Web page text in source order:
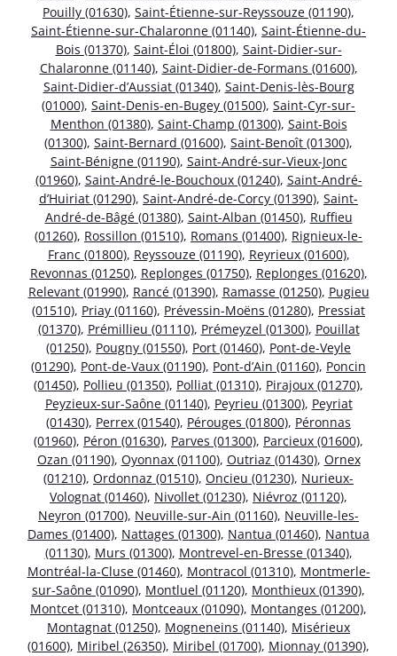
Pouilly (01630), Saint-Étienne-sur-Reyssouze (01190),
Saint-Étienne-sur-Chalaronne (01140), Saint-Étienne-du-
Bois (01370), Saint-Éloi (01800), Saint-Didier-sur-
Chalaronne (01140), Saint-Didier-de-Formans (01600),
Saint-Didier-d’Aussiat (01340), Saint-Denis-lès-Bourg
(01000), Saint-Denis-en-Bugey (01500), Saint-Cyr-sur-
Menthon (01380), Saint-Champ (01300), Saint-Bois
(01300), Saint-Bernard (01600), Saint-Benoît (01300),
Saint-Bénigne (01190), Saint-André-sur-Vieux-Jonc
(01960), Saint-André-le-Bouchoux (01240), Saint-André-
d’Huiriat (01290), Saint-André-de-Corcy (01390), Saint-
André-de-Bâgé (01380), Saint-Alban (01450), Ruffieu
(01260), Rossillon (01510), Romans (01400), Rignieux-le-
Franc (01800), Reyssouze (01190), Reyrieux (01600),
Revonnas (01250), Replonges (01750), Replonges (01620),
Relevant (01990), Rancé (01390), Ramasse (01250), Pugieu
(01510), Priay (01160), Prévessin-Moëns (01280), Pressiat
(01370), Prémillieu (01110), Prémeyzel (01300), Pouillat
(01250), Pougny (01550), Port (01460), Pont-de-Veyle
(01290), Pont-de-Vaux (01190), Pont-d’Ain (01160), Poncin
(01450), Pollieu (01350), Polliat (01310), Pirajoux (01270),
Peyzieux-sur-Saône (01140), Peyrieu (01300), Peyriat
(01430), Perrex (01540), Pérouges (01800), Péronnas
(01960), Péron (01630), Parves (01300), Parcieux (01600),
Ozan (01190), Oyonnax (01100), Outriaz (01430), Ornex
(01210), Ordonnaz (01510), Oncieu (01230), Nurieux-
Volognat (01460), Nivollet (01230), Niévroz (01120),
Neyron (01700), Neuville-sur-Ain (01160), Neuville-les-
Dames (01400), Nattages (01300), Nantua (01460), Nantua
(01130), Murs (01300), Montrevel-en-Bresse (01340),
Montréal-la-Cluse (01460), Montracol (01310), Montmerle-
sur-Saône (01090), Montluel (01120), Monthieux (01390),
Montcet (01310), Montceaux (01090), Montanges (01200),
Montagnat (01250), Mogneneins (01140), Misérieux
(01600), Miribel (26350), Miribel (01700), Mionnay (01390),